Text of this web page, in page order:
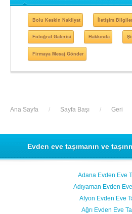
Bolu Keskin Nakliyat İletişim
Fotoğraf Galerisi Hakkında
Firmaya Mesaj Gönder
Ana Sayfa / Sayfa Başı / Geri
Evden eve taşımanın ve
Adana Evden Eve
Adıyaman Evden
Afyon Evden Eve
Ağrı Evden Eve